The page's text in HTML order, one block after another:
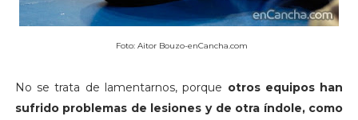
Foto: Aitor Bouzo-enCancha.com
No se trata de lamentarnos, porque otros equipos han
sufrido problemas de lesiones y de otra índole, como